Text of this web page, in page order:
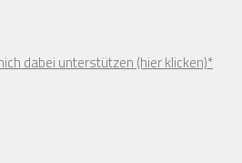
dabei unterstützen (hier klicken)*